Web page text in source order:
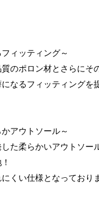
ィッティング～
のポロン材とさらにそ
なるフィッティングを
アウトソール～
た柔らかいアウトソー
くい仕様となっており